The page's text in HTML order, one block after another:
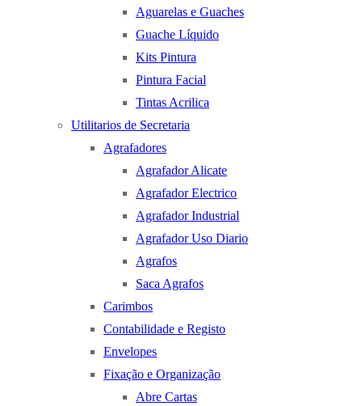
Aguarelas e Guaches
Guache Líquido
Kits Pintura
Pintura Facial
Tintas Acrilica
Utilitarios de Secretaria
Agrafadores
Agrafador Alicate
Agrafador Electrico
Agrafador Industrial
Agrafador Uso Diario
Agrafos
Saca Agrafos
Carimbos
Contabilidade e Registo
Envelopes
Fixação e Organização
Abre Cartas